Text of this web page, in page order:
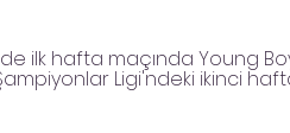
ilk hafta maçında Young
Şampiyonlar Ligi'ndeki ikinci